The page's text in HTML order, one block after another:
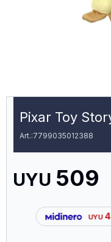
Pixar Toy
7799035012388
UYU 509
UYU